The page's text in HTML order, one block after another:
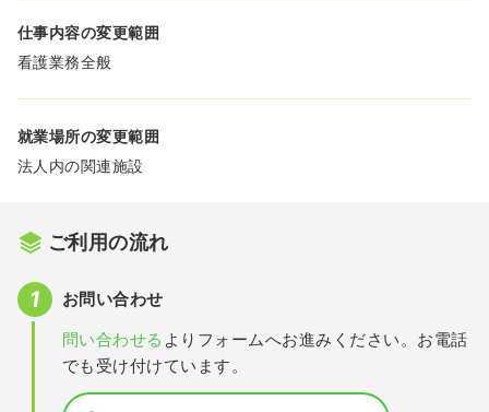
仕事内容の変更範囲
看護業務全般
就業場所の変更範囲
法人内の関連施設
ご利用の流れ
お問い合わせ
問い合わせる よりフォームへお進みください。お電話
でも受け付けています。